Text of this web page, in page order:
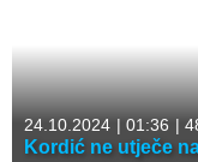
24.10.2024 | 01:36 |
Kordić ne utječe